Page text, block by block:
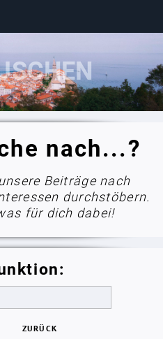
nach...?
Beiträge nach
durchstöbern.
für dich dabei!
ZURÜCK